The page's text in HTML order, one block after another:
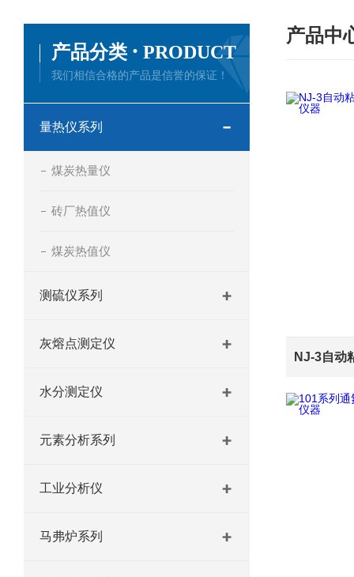
产品分类 · PRODUCT
我们相信合格的产品是信誉的保证！
量热仪系列
煤炭热量仪
砖厂热值仪
煤炭热值仪
测硫仪系列
灰熔点测定仪
水分测定仪
元素分析系列
工业分析仪
马弗炉系列
产品中